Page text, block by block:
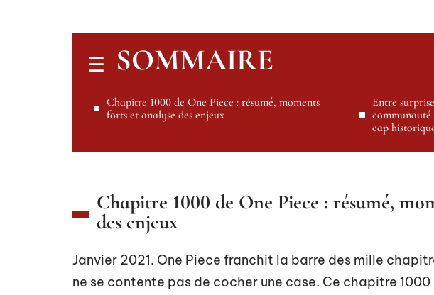
SOMMAIRE
Chapitre 1000 de One Piece : résumé, moments
forts et analyse des enjeux
Entre
cap
Chapitre 1000 de One Piece : résumé,
des enjeux
Janvier 2021. One Piece franchit la barre des mille
ne se contente pas de cocher une case. Ce chapitre